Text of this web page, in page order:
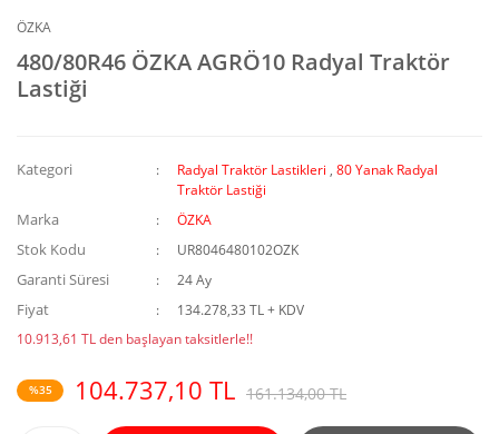
ÖZKA
480/80R46 ÖZKA AGRÖ10 Radyal Traktör
Lastiği
Kategori Radyal Traktör Lastikleri ,80 Yanak Radyal
Traktör Lastiği
Marka ÖZKA
Stok Kodu UR8046480102OZK
Garanti Süresi 24 Ay
Fiyat
134.278,33 TL + KDV
10.913,61 TL den başlayan taksitlerle!!
%35 104.737,10 TL 161.134,00 TL